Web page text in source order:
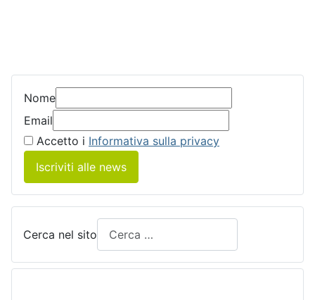
Nome
Email
Accetto i Informativa sulla privacy
Iscriviti alle news
Cerca nel sito